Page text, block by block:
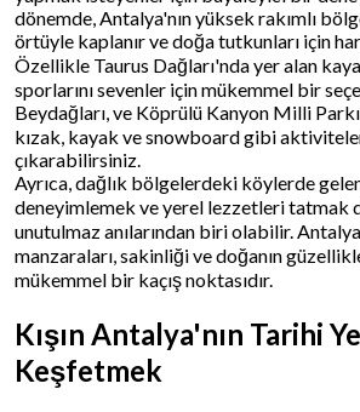
dönemde, Antalya'nın yüksek rakımlı
örtüyle kaplanır ve doğa tutkunları için
Özellikle Taurus Dağları'nda yer alan
sporlarını sevenler için mükemmel bir
Beydağları, ve Köprülü Kanyon Milli
kızak, kayak ve snowboard gibi
çıkarabilirsiniz.
Ayrıca, dağlık bölgelerdeki köylerde
deneyimlemek ve yerel lezzetleri tatmak
unutulmaz anılarından biri olabilir.
manzaraları, sakinliği ve doğanın
mükemmel bir kaçış noktasıdır.
Kışın Antalya'nın Tarihi
Keşfetmek